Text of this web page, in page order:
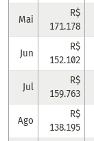
Mai
R$
171.178
Jun
R$
152.102
Jul
R$
159.763
Ago
R$
138.195